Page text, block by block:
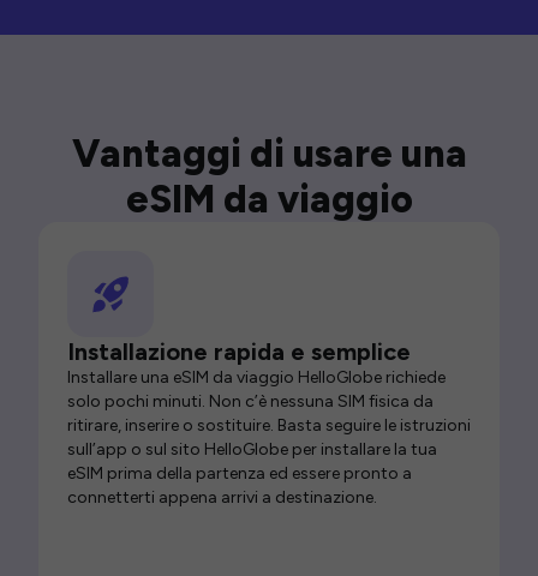
Vantaggi di usare una
eSIM da viaggio
Installazione rapida e semplice
Installare una eSIM da viaggio HelloGlobe richiede
solo pochi minuti. Non c’è nessuna SIM fisica da
ritirare, inserire o sostituire. Basta seguire le istruzioni
sull’app o sul sito HelloGlobe per installare la tua
eSIM prima della partenza ed essere pronto a
connetterti appena arrivi a destinazione.